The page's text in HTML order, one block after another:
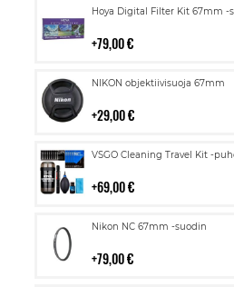
Hoya Digital Filter Kit 67mm -
79,00 €
Lisää
NIKON objektiivisuoja 67mm
29,00 €
Lisää
VSGO Cleaning Travel Kit -
69,00 €
Lisää
Nikon NC 67mm -suodin
79,00 €
Lisää